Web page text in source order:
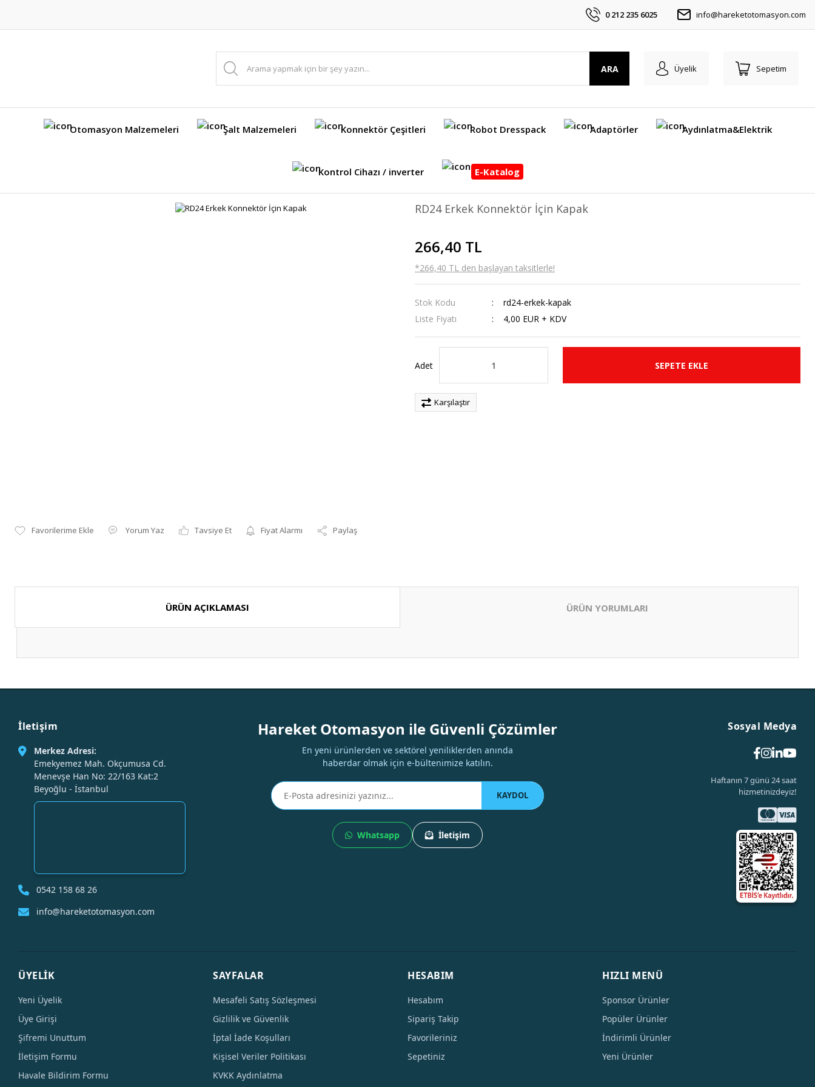
0 212 235 6025 info@hareketotomasyon.com
ARA Üyelik Sepetim
Otomasyon Malzemeleri Şalt Malzemeleri Konnektör Çeşitleri Robot Dresspack Adaptörler Aydınlatma&Elektrik
Kontrol Cihazı / inverter E-Katalog
Yorum Yaz Tavsiye Et Fiyat Alarmı Paylaş
RD24 Erkek Konnektör İçin Kapak
266,40 TL
*266,40 TL den başlayan taksitlerle!
Stok Kodu
rd24-erkek-kapak
Liste Fiyatı
4,00 EUR + KDV
Adet SEPETE EKLE
Karşılaştır
ÜRÜN AÇIKLAMASI ÜRÜN YORUMLARI
Yorum Yaz
İletişim
Merkez Adresi:
Emekyemez Mah. Okçumusa Cd.
Menevşe Han No: 22/163 Kat:2
Beyoğlu - İstanbul
0542 158 68 26
info@hareketotomasyon.com
Hareket Otomasyon ile Güvenli Çözümler
En yeni ürünlerden ve sektörel yeniliklerden anında
haberdar olmak için e-bültenimize katılın.
KAYDOL
Whatsapp İletişim
Sosyal Medya
Haftanın 7 günü 24 saat
hizmetinizdeyiz!
ÜYELİK
Yeni Üyelik
Üye Girişi
Şifremi Unuttum
İletişim Formu
Havale Bildirim Formu
SAYFALAR
Mesafeli Satış Sözleşmesi
Gizlilik ve Güvenlik
İptal İade Koşulları
Kişisel Veriler Politikası
KVKK Aydınlatma
HESABIM
Hesabım
Sipariş Takip
Favorileriniz
Sepetiniz
HIZLI MENÜ
Sponsor Ürünler
Popüler Ürünler
İndirimli Ürünler
Yeni Ürünler